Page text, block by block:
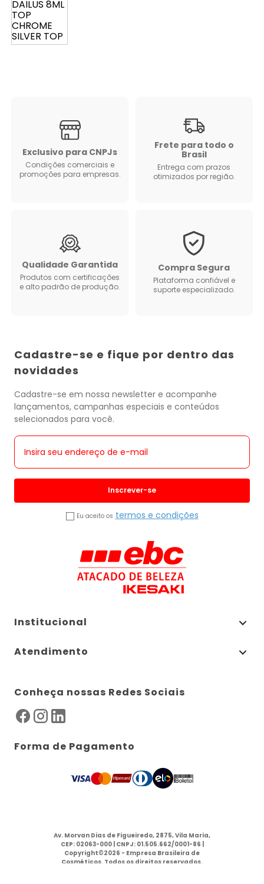
Exclusivo para CNPJs
Condições comerciais e
promoções para empresas.
Frete para todo o
Brasil
Entrega com prazos
otimizados por região.
Qualidade Garantida
Produtos com certificações
e alto padrão de produção.
Compra Segura
Plataforma confiável e
suporte especializado.
Cadastre-se e fique por dentro das
novidades
Cadastre-se em nossa newsletter e acompanhe
lançamentos, campanhas especiais e conteúdos
selecionados para você.
Inscrever-se
Eu aceito os termos e condições
Institucional
Atendimento
Conheça nossas Redes Sociais
Forma de Pagamento
Av. Morvan Dias de Figueiredo, 2875, Vila Maria,
CEP: 02063-000 | CNPJ: 01.505.662/0001-86 |
Copyright©2026 - Empresa Brasileira de
Cosméticos. Todos os direitos reservados.